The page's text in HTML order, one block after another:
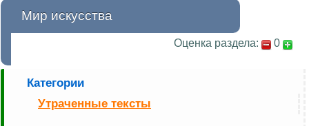
Миp искусства
Оценка раздела: 0
Категории
Утраченные тексты